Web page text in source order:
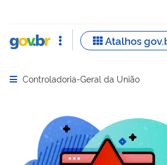
Abrir menu principal de navegação
Controladoria-Geral da União